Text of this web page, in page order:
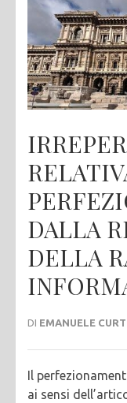
DALLA
DELLA
DI EMANUELE
Il
ai sensi